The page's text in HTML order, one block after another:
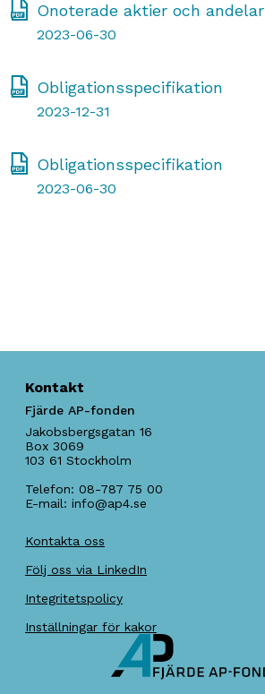
Onoterade aktier och andelar
2023-06-30
Obligationsspecifikation
2023-12-31
Obligationsspecifikation
2023-06-30
Kontakt
Fjärde AP-fonden
Jakobsbergsgatan 16
Box 3069
103 61 Stockholm
Telefon: 08-787 75 00
E-mail: info@ap4.se
Kontakta oss
Följ oss via LinkedIn
Integritetspolicy
Inställningar för kakor